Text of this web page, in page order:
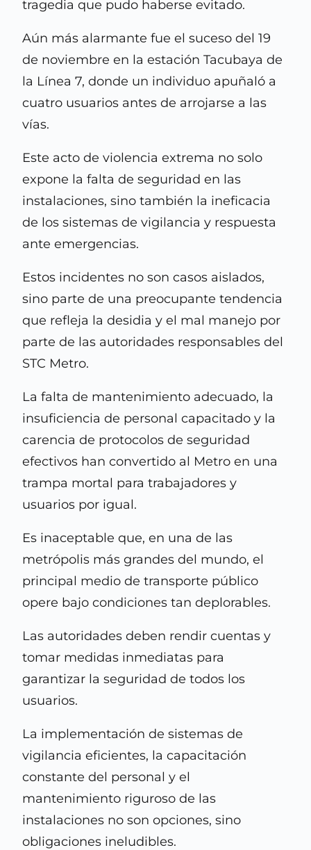
tragedia que pudo haberse evitado.
Aún más alarmante fue el suceso del 19
de noviembre en la estación Tacubaya de
la Línea 7, donde un individuo apuñaló a
cuatro usuarios antes de arrojarse a las
vías.
Este acto de violencia extrema no solo
expone la falta de seguridad en las
instalaciones, sino también la ineficacia
de los sistemas de vigilancia y respuesta
ante emergencias.
Estos incidentes no son casos aislados,
sino parte de una preocupante tendencia
que refleja la desidia y el mal manejo por
parte de las autoridades responsables del
STC Metro.
La falta de mantenimiento adecuado, la
insuficiencia de personal capacitado y la
carencia de protocolos de seguridad
efectivos han convertido al Metro en una
trampa mortal para trabajadores y
usuarios por igual.
Es inaceptable que, en una de las
metrópolis más grandes del mundo, el
principal medio de transporte público
opere bajo condiciones tan deplorables.
Las autoridades deben rendir cuentas y
tomar medidas inmediatas para
garantizar la seguridad de todos los
usuarios.
La implementación de sistemas de
vigilancia eficientes, la capacitación
constante del personal y el
mantenimiento riguroso de las
instalaciones no son opciones, sino
obligaciones ineludibles.